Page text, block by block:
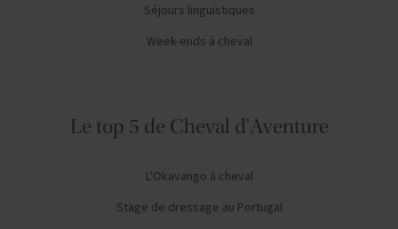
Séjours linguistiques
Week-ends à cheval
Le top 5 de Cheval d'Aventure
L'Okavango à cheval
Stage de dressage au Portugal